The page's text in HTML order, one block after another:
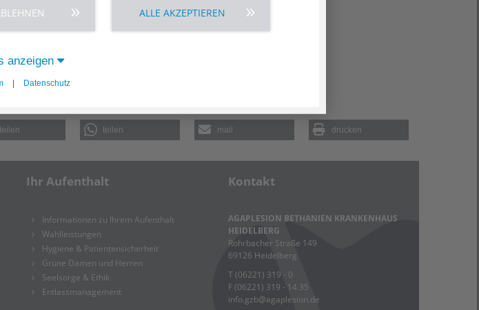
Bauen und Wohnen
teilen mail drucken
Ihr Aufenthalt
Informationen zu Ihrem Aufenthalt
Wahlleistungen
Hygiene & Patientensicherheit
Grüne Damen und Herren
Seelsorge & Ethik
Entlassmanagement
Kontakt
AGAPLESION BETHANIEN KRANKENHAUS
HEIDELBERG
Rohrbacher Straße 149
69126 Heidelberg
T (06221) 319 - 0
F (06221) 319 - 14 35
info.gzb@agaplesion.de
ALLE AKZEPTIEREN
anzeigen
| Datenschutz